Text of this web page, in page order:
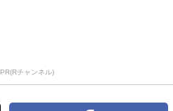
PR(Rチャンネル)